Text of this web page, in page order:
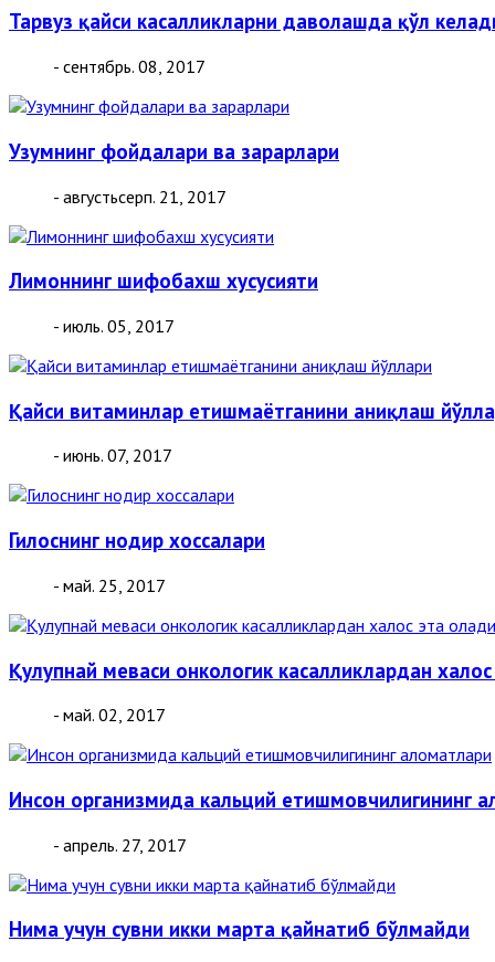
Тарвуз қайси касалликларни даволашда қўл
- сентябрь. 08, 2017
Узумнинг фойдалари ва зарарлари
- августьсерп. 21, 2017
Лимоннинг шифобахш хусусияти
- июль. 05, 2017
Қайси витаминлар етишмаётганини аниқлаш
- июнь. 07, 2017
Гилоснинг нодир хоссалари
- май. 25, 2017
Қулупнай меваси онкологик касалликлардан
- май. 02, 2017
Инсон организмида кальций етишмовчилигининг
- апрель. 27, 2017
Нима учун сувни икки марта қайнатиб бўлмайди